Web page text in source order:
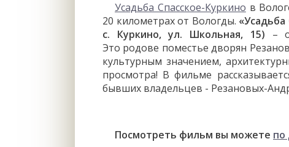
Усадьба Спасское-Куркино в
20 километрах от Вологды. «Усадьба
с. Куркино, ул. Школьная, 15) –
Это родове поместье дворян
культурным значением,
просмотра! В фильме
бывших владельцев - Резановых-
Посмотреть фильм вы можете по